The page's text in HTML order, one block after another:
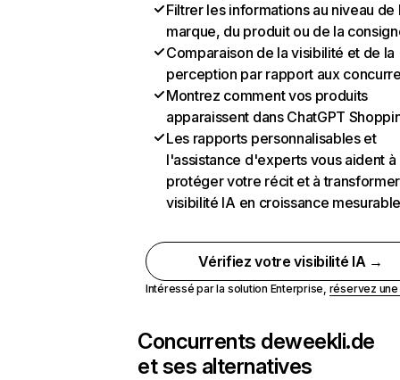
Filtrer les informations au niveau de
marque, du produit ou de la
Comparaison de la visibilité et de la
perception par rapport aux
Montrez comment vos produits
apparaissent dans ChatGPT
Les rapports personnalisables et
l'assistance d'experts vous aident à
protéger votre récit et à
visibilité IA en croissance
Vérifiez votre visibilité IA →
Intéressé par la solution Enterprise, réservez
Concurrents deweekli.de
et ses alternatives